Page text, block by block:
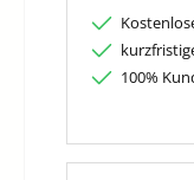
100%